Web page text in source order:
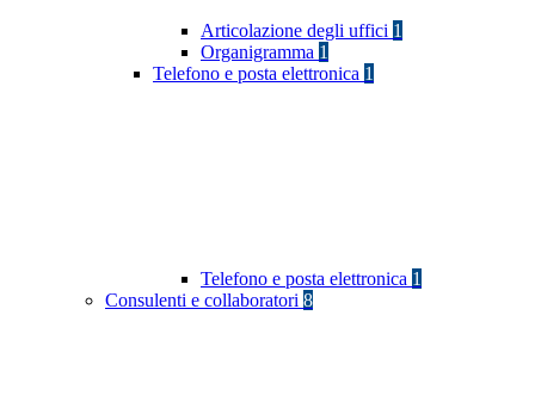
Articolazione degli uffici 1
Organigramma 1
Telefono e posta elettronica 1
Telefono e posta elettronica 1
Consulenti e collaboratori 8